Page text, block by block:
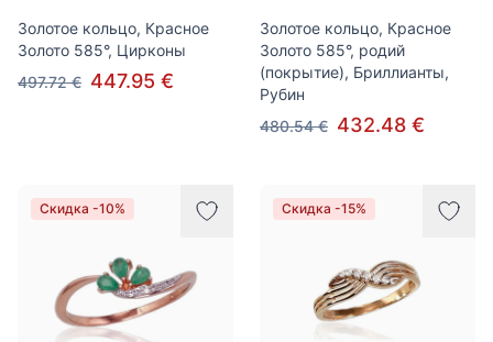
Золотое кольцо, Красное
Золото 585°, Цирконы
497.72 € 447.95 €
Золотое кольцо, Красное
Золото 585°, родий
(покрытие), Бриллианты,
Рубин
480.54 € 432.48 €
Скидка -10% Скидка -15%